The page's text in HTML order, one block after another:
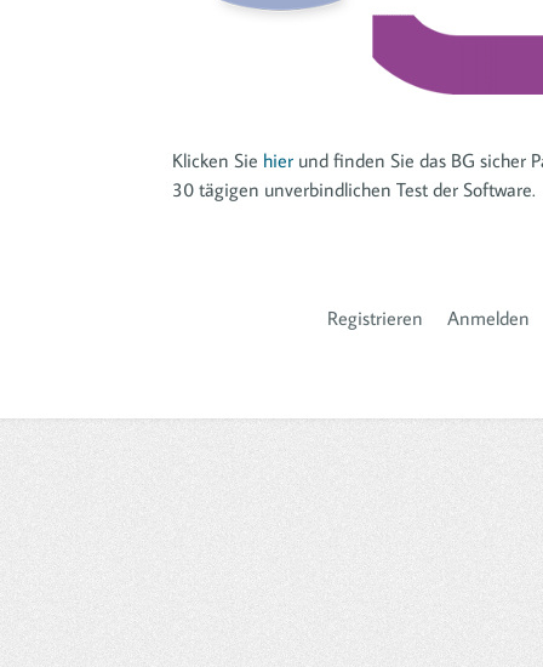
Klicken Sie hier und finden Sie das BG sicher
30 tägigen unverbindlichen Test der Software.
Registrieren Anmelden